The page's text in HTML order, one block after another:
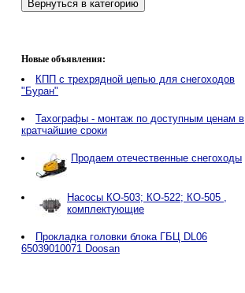
Новые объявления:
КПП с трехрядной цепью для снегоходов
"Буран"
Тахографы - монтаж по доступным ценам в
кратчайшие сроки
Продаем отечественные снегоходы
Насосы КО-503; КО-522; КО-505 ,
комплектующие
Прокладка головки блока ГБЦ DL06
65039010071 Doosan